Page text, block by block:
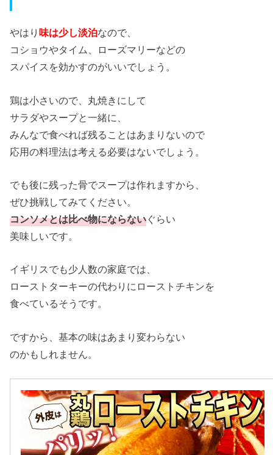
やはり味は少し淡泊なので、
コショウやタイム、ローズマリーなどの
スパイスを効かすのがいいでしょう。
鶏は小さいので、丸焼きにして
サラダやスープと一緒に、
みんなで食べれば残ることはあまりないので
応用の料理法は考える必要はないでしょう。
でも後に残った骨でスープは作れますから、
ぜひ挑戦してみてください。
コンソメとは比べ物にならないぐらい
美味しいです。
イギリスでも少人数の家庭では、
ローストターキーの代わりにローストチキンを
食べているそうです。
ですから、基本の味はあまり変わらない
のかもしれません。